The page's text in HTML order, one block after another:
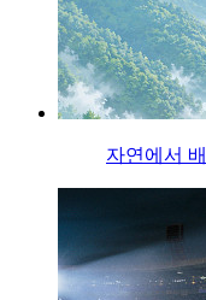
자연에서